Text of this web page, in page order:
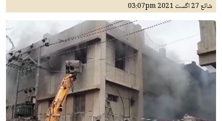
شائع27 اگست 2021 03:07pm